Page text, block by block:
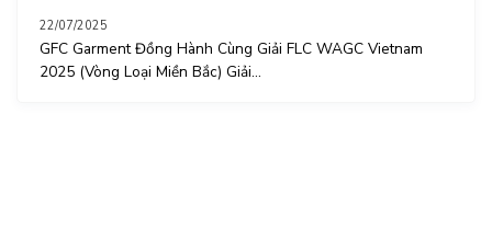
22/07/2025
GFC Garment Đồng Hành Cùng Giải FLC WAGC Vietnam
2025 (Vòng Loại Miền Bắc) Giải...